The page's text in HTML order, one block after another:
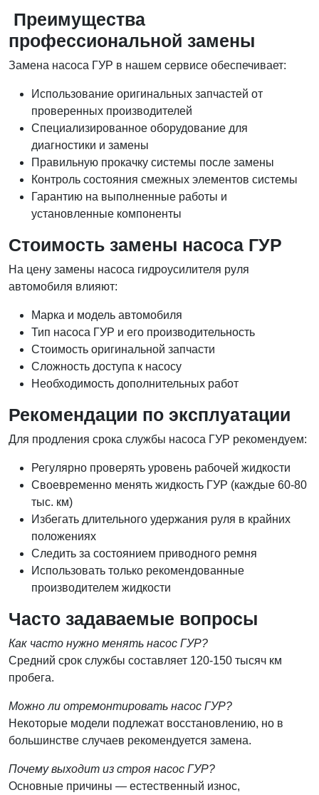
Преимущества
профессиональной замены
Замена насоса ГУР в нашем сервисе обеспечивает:
Использование оригинальных запчастей от
проверенных производителей
Специализированное оборудование для
диагностики и замены
Правильную прокачку системы после замены
Контроль состояния смежных элементов системы
Гарантию на выполненные работы и
установленные компоненты
Стоимость замены насоса ГУР
На цену замены насоса гидроусилителя руля
автомобиля влияют:
Марка и модель автомобиля
Тип насоса ГУР и его производительность
Стоимость оригинальной запчасти
Сложность доступа к насосу
Необходимость дополнительных работ
Рекомендации по эксплуатации
Для продления срока службы насоса ГУР рекомендуем:
Регулярно проверять уровень рабочей жидкости
Своевременно менять жидкость ГУР (каждые 60-80
тыс. км)
Избегать длительного удержания руля в крайних
положениях
Следить за состоянием приводного ремня
Использовать только рекомендованные
производителем жидкости
Часто задаваемые вопросы
Как часто нужно менять насос ГУР?
Средний срок службы составляет 120-150 тысяч км
пробега.
Можно ли отремонтировать насос ГУР?
Некоторые модели подлежат восстановлению, но в
большинстве случаев рекомендуется замена.
Почему выходит из строя насос ГУР?
Основные причины — естественный износ,